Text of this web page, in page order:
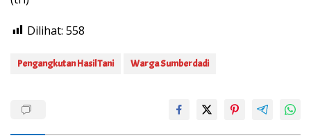
Dilihat: 558
Pengangkutan Hasil Tani Warga Sumberdadi